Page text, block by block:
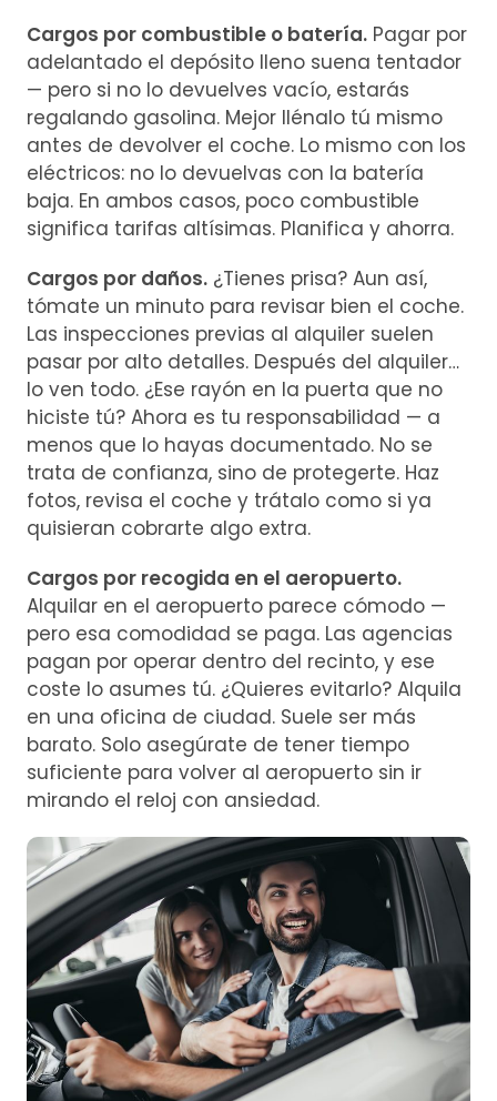
Cargos por combustible o batería. Pagar por
adelantado el depósito lleno suena tentador
— pero si no lo devuelves vacío, estarás
regalando gasolina. Mejor llénalo tú mismo
antes de devolver el coche. Lo mismo con los
eléctricos: no lo devuelvas con la batería
baja. En ambos casos, poco combustible
significa tarifas altísimas. Planifica y ahorra.
Cargos por daños. ¿Tienes prisa? Aun así,
tómate un minuto para revisar bien el coche.
Las inspecciones previas al alquiler suelen
pasar por alto detalles. Después del alquiler…
lo ven todo. ¿Ese rayón en la puerta que no
hiciste tú? Ahora es tu responsabilidad — a
menos que lo hayas documentado. No se
trata de confianza, sino de protegerte. Haz
fotos, revisa el coche y trátalo como si ya
quisieran cobrarte algo extra.
Cargos por recogida en el aeropuerto.
Alquilar en el aeropuerto parece cómodo —
pero esa comodidad se paga. Las agencias
pagan por operar dentro del recinto, y ese
coste lo asumes tú. ¿Quieres evitarlo? Alquila
en una oficina de ciudad. Suele ser más
barato. Solo asegúrate de tener tiempo
suficiente para volver al aeropuerto sin ir
mirando el reloj con ansiedad.